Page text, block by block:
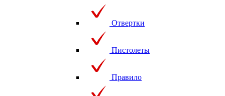
Отвертки
Пистолеты
Правило